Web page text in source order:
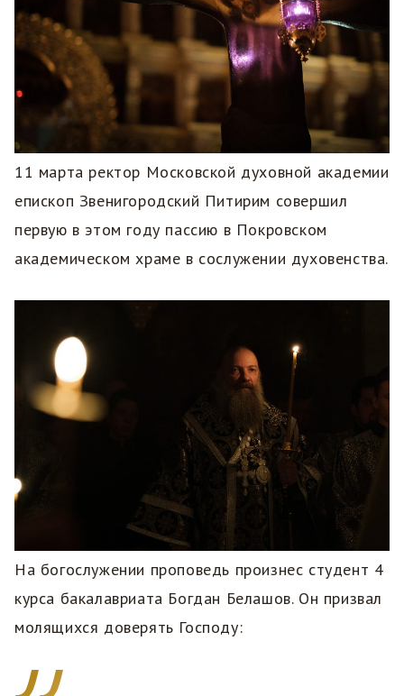
11 марта ректор Московской духовной академии
епископ Звенигородский Питирим совершил
первую в этом году пассию в Покровском
академическом храме в сослужении духовенства.
На богослужении проповедь произнес студент 4
курса бакалавриата Богдан Белашов. Он призвал
молящихся доверять Господу: